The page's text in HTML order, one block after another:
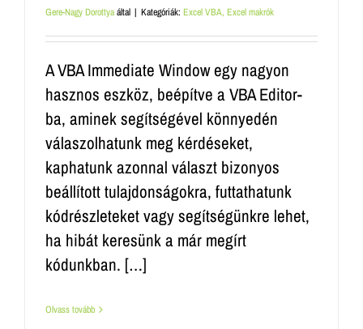
Gere-Nagy Dorottyaáltal | Kategóriák: Excel VBA, Excel makrók
A VBA Immediate Window egy nagyon
hasznos eszköz, beépítve a VBA Editor-
ba, aminek segítségével könnyedén
válaszolhatunk meg kérdéseket,
kaphatunk azonnal választ bizonyos
beállított tulajdonságokra, futtathatunk
kódrészleteket vagy segítségünkre lehet,
ha hibát keresünk a már megírt
kódunkban. […]
Olvass tovább